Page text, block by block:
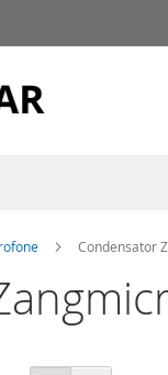
Condensator